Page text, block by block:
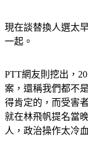
現在談替換人選太
一起。
PTT網友則挖出，
案，還稱我們都不
得肯定的，而受害
就在林飛帆提名當
人，政治操作太冷